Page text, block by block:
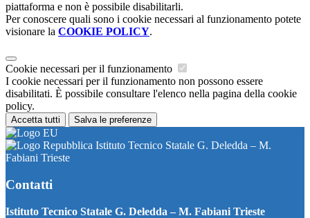
piattaforma e non è possibile disabilitarli.
Per conoscere quali sono i cookie necessari al funzionamento potete
visionare la COOKIE POLICY.
Cookie necessari per il funzionamento
I cookie necessari per il funzionamento non possono essere
disabilitati. È possibile consultare l'elenco nella pagina della cookie
policy.
Accetta tutti Salva le preferenze
Istituto Tecnico Statale G. Deledda – M.
Fabiani Trieste
Contatti
Istituto Tecnico Statale G. Deledda – M. Fabiani Trieste